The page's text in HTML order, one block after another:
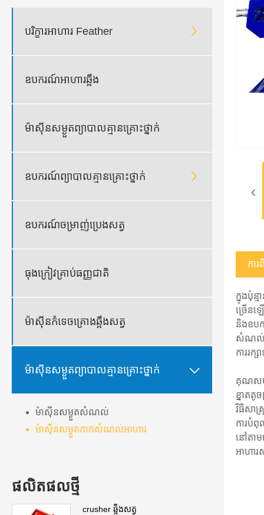
បរិក្ខារអាហារ Feather 
ឧបករណ៍អាហារឆ្អឹង
ម៉ាស៊ីនសម្ងួតព្យាបាលគ្មានគ្រោះថ្នាក់
ឧបករណ៍ព្យាបាលគ្មានគ្រោះថ្នាក់ 
ឧបករណ៍ចម្រាញ់ប្រេងសត្វ
ធុងក្រៀវគ្រាប់ធញ្ញជាតិ
ម៉ាស៊ីនកំទេចគ្រោងឆ្អឹងសត្វ
ម៉ាស៊ីនសម្ងួតព្យាបាលគ្មានគ្រោះថ្នាក់ 
ម៉ាស៊ីនសម្ងួតសំណល់
ម៉ាស៊ីនសម្ងួតកាកសំណល់អាហារ
ផលិតផល​ថ្មី
crusher ឆ្អឹងសត្វ
កា
ក្នុងប៉ុន្
ច្រើនឡ
និងឧបក
សំណល់អ
ការរក្
គុណសម្ប
ខ្នាតតូ
វិធីសាស្
ការបំពុ
នៅតាម
អាហារ